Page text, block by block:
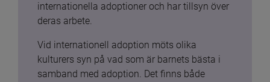
internationella adoptioner och har tillsyn över
deras arbete.
Vid internationell adoption möts olika
kulturers syn på vad som är barnets bästa i
samband med adoption. Det finns både